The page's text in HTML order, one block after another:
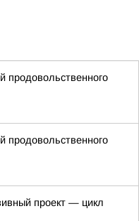
продовольственного
продовольственного
проект — цикл